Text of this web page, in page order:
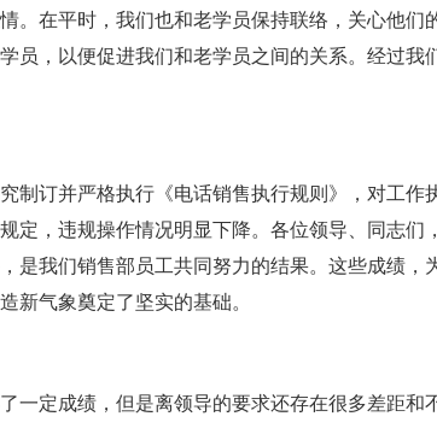
。在平时，我们也和老学员保持联络，关心他们
员，以便促进我们和老学员之间的关系。经过我
制订并严格执行《电话销售执行规则》，对工作
定，违规操作情况明显下降。各位领导、同志们
是我们销售部员工共同努力的结果。这些成绩，
新气象奠定了坚实的基础。
一定成绩，但是离领导的要求还存在很多差距和